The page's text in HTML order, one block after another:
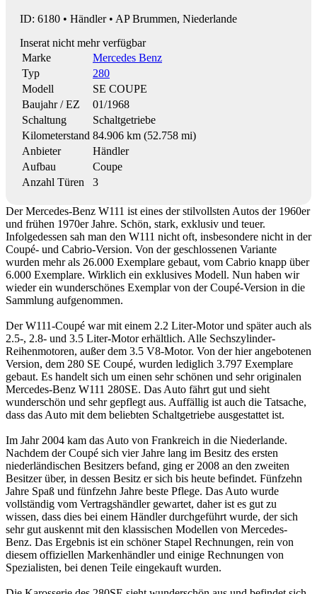
ID: 6180 • Händler • AP Brummen, Niederlande
Inserat nicht mehr verfügbar
Marke
Mercedes Benz
Typ
280
Modell
SE COUPE
Baujahr / EZ
01/1968
Schaltung
Schaltgetriebe
Kilometerstand 84.906 km (52.758 mi)
Anbieter
Händler
Aufbau
Coupe
Anzahl Türen
3
Der Mercedes-Benz W111 ist eines der stilvollsten Autos der 1960er
und frühen 1970er Jahre. Schön, stark, exklusiv und teuer.
Infolgedessen sah man den W111 nicht oft, insbesondere nicht in der
Coupé- und Cabrio-Version. Von der geschlossenen Variante
wurden mehr als 26.000 Exemplare gebaut, vom Cabrio knapp über
6.000 Exemplare. Wirklich ein exklusives Modell. Nun haben wir
wieder ein wunderschönes Exemplar von der Coupé-Version in die
Sammlung aufgenommen.
Der W111-Coupé war mit einem 2.2 Liter-Motor und später auch als
2.5-, 2.8- und 3.5 Liter-Motor erhältlich. Alle Sechszylinder-
Reihenmotoren, außer dem 3.5 V8-Motor. Von der hier angebotenen
Version, dem 280 SE Coupé, wurden lediglich 3.797 Exemplare
gebaut. Es handelt sich um einen sehr schönen und sehr originalen
Mercedes-Benz W111 280SE. Das Auto fährt gut und sieht
wunderschön und sehr gepflegt aus. Auffällig ist auch die Tatsache,
dass das Auto mit dem beliebten Schaltgetriebe ausgestattet ist.
Im Jahr 2004 kam das Auto von Frankreich in die Niederlande.
Nachdem der Coupé sich vier Jahre lang im Besitz des ersten
niederländischen Besitzers befand, ging er 2008 an den zweiten
Besitzer über, in dessen Besitz er sich bis heute befindet. Fünfzehn
Jahre Spaß und fünfzehn Jahre beste Pflege. Das Auto wurde
vollständig vom Vertragshändler gewartet, daher ist es gut zu
wissen, dass dies bei einem Händler durchgeführt wurde, der sich
sehr gut auskennt mit den klassischen Modellen von Mercedes-
Benz. Das Ergebnis ist ein schöner Stapel Rechnungen, rein von
diesem offiziellen Markenhändler und einige Rechnungen von
Spezialisten, bei denen Teile eingekauft wurden.